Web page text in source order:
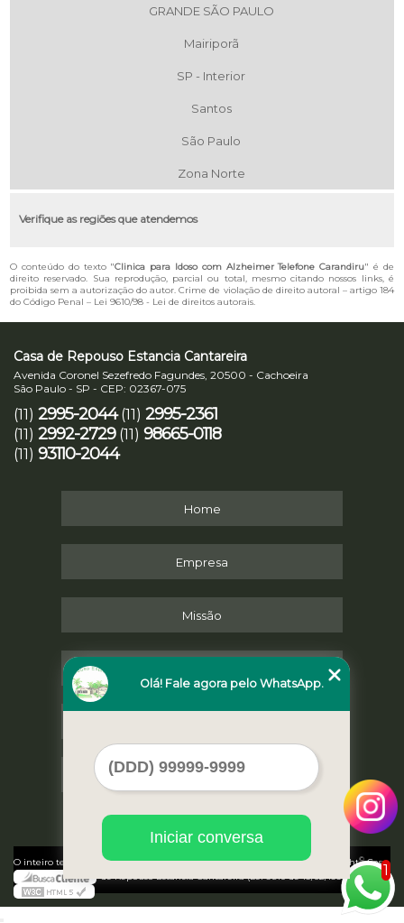
GRANDE SÃO PAULO
Mairiporã
SP - Interior
Santos
São Paulo
Zona Norte
Verifique as regiões que atendemos
O conteúdo do texto "Clinica para Idoso com Alzheimer Telefone Carandiru" é de
direito reservado. Sua reprodução, parcial ou total, mesmo citando nossos links, é
proibida sem a autorização do autor. Crime de violação de direito autoral – artigo 184
do Código Penal – Lei 9610/98 - Lei de direitos autorais.
Casa de Repouso Estancia Cantareira
Avenida Coronel Sezefredo Fagundes, 20500 - Cachoeira
São Paulo - SP - CEP: 02367-075
(11) 2995-2044 (11) 2995-2361
(11) 2992-2729 (11) 98665-0118
(11) 93110-2044
Home
Empresa
Missão
Mapa do site
O inteiro teor deste site está sujeito à proteção de direitos autorais. Copyright©Casa
de Repouso Estancia Cantareira (Lei 9610 de 19/02/1998)
1
Olá! Fale agora pelo WhatsApp.
Iniciar conversa